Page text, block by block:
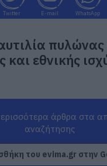
Twitter E-mail WhatsApp
και εθνικής
άρθρα στα
αναζήτησης
του evima.gr στην